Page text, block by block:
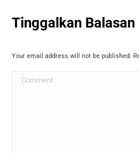
Tinggalkan Balasan
Your email address will not be published.
Comment